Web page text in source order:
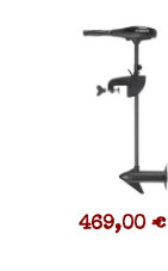
469,00 €